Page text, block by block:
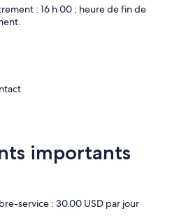
d'affaires incluent un téléphone dans
des appels locaux gratuits
incluent également un centre de
ci-dessous sont accessibles
: 16 h 00 ; heure de fin de
importants
service : 30.00 USD par jour